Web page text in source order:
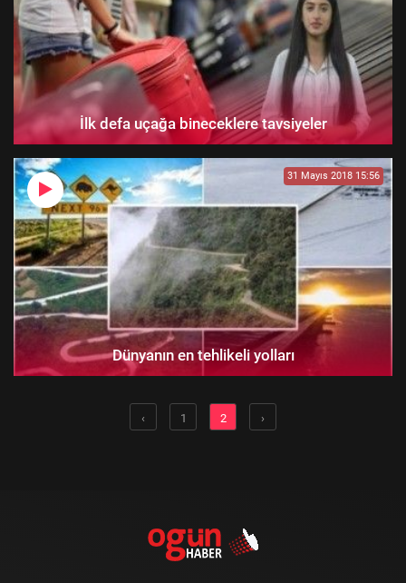
İlk defa uçağa bineceklere tavsiyeler
31 Mayıs 2018 15:56
Dünyanın en tehlikeli yolları
‹ 1 2 ›